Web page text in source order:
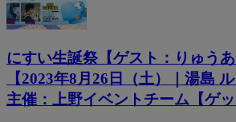
にすい生誕祭【ゲスト：りゅうあ
【2023年8月26日（土）｜湯島
主催：上野イベントチーム【ゲッ